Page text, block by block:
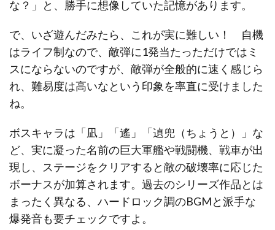
な？」と、勝手に想像していた記憶があります。
で、いざ遊んだみたら、これが実に難しい！ 自機
はライフ制なので、敵弾に1発当たっただけではミ
スにならないのですが、敵弾が全般的に速く感じら
れ、難易度は高いなという印象を率直に受けました
ね。
ボスキャラは「凪」「遙」「遉兜（ちょうと）」な
ど、実に凝った名前の巨大軍艦や戦闘機、戦車が出
現し、ステージをクリアすると敵の破壊率に応じた
ボーナスが加算されます。過去のシリーズ作品とは
まったく異なる、ハードロック調のBGMと派手な
爆発音も要チェックですよ。